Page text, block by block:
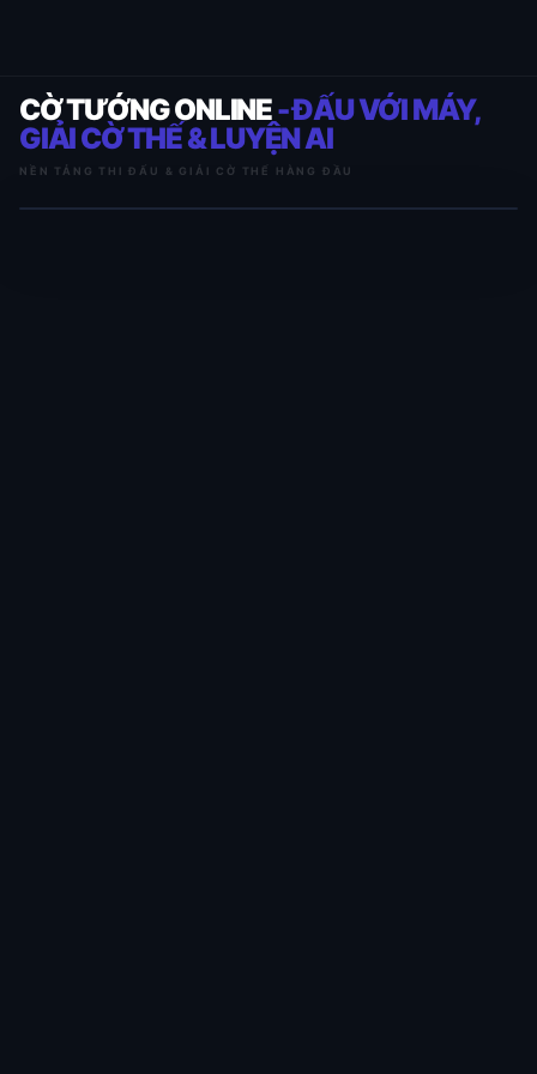
CỜ TƯỚNG ONLINE- ĐẤU VỚI MÁY,
GIẢI CỜ THẾ & LUYỆN AI
NỀN TẢNG THI ĐẤU & GIẢI CỜ THẾ HÀNG ĐẦU